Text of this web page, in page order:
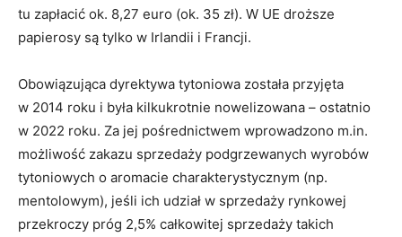
tu zapłacić ok. 8,27 euro (ok. 35 zł). W UE droższe
papierosy są tylko w Irlandii i Francji.
Obowiązująca dyrektywa tytoniowa została przyjęta
w 2014 roku i była kilkukrotnie nowelizowana – ostatnio
w 2022 roku. Za jej pośrednictwem wprowadzono m.in.
możliwość zakazu sprzedaży podgrzewanych wyrobów
tytoniowych o aromacie charakterystycznym (np.
mentolowym), jeśli ich udział w sprzedaży rynkowej
przekroczy próg 2,5% całkowitej sprzedaży takich